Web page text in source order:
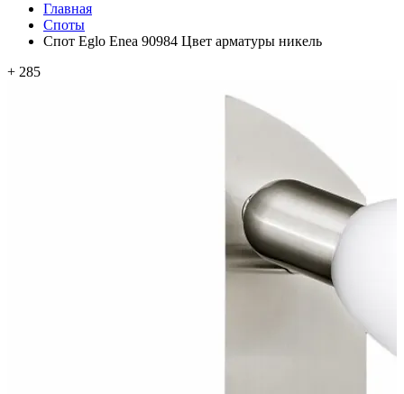
Главная
Споты
Спот Eglo Enea 90984 Цвет арматуры никель
+ 285